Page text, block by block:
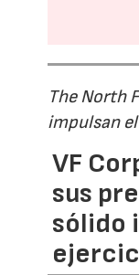
The North
impulsan
VF
sus
sólido